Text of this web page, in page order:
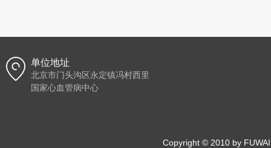
单位地址
北京市门头沟区永定镇冯村西里
国家心血管病中心
Copyright © 2010 by